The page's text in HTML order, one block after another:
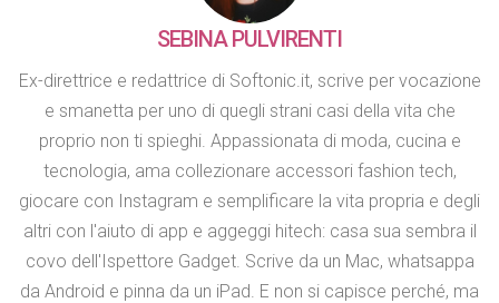
SEBINA PULVIRENTI
Ex-direttrice e redattrice di Softonic.it, scrive per vocazione
e smanetta per uno di quegli strani casi della vita che
proprio non ti spieghi. Appassionata di moda, cucina e
tecnologia, ama collezionare accessori fashion tech,
giocare con Instagram e semplificare la vita propria e degli
altri con l'aiuto di app e aggeggi hitech: casa sua sembra il
covo dell'Ispettore Gadget. Scrive da un Mac, whatsappa
da Android e pinna da un iPad. E non si capisce perché, ma